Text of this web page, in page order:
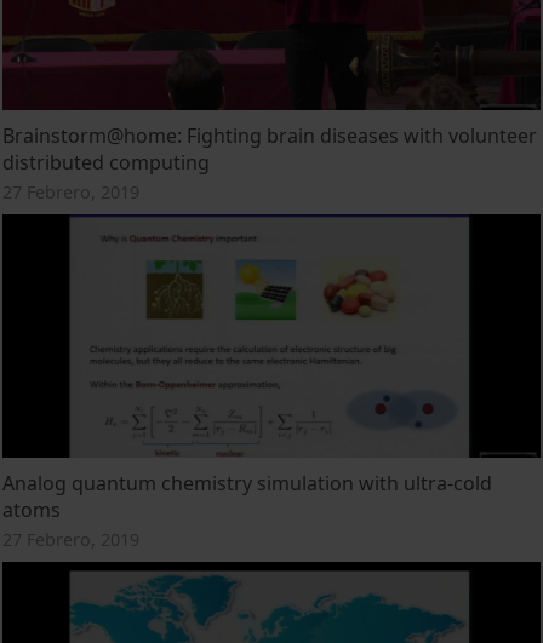
Brainstorm@home: Fighting brain diseases with volunteer
distributed computing
27 Febrero, 2019
Analog quantum chemistry simulation with ultra-cold
atoms
27 Febrero, 2019